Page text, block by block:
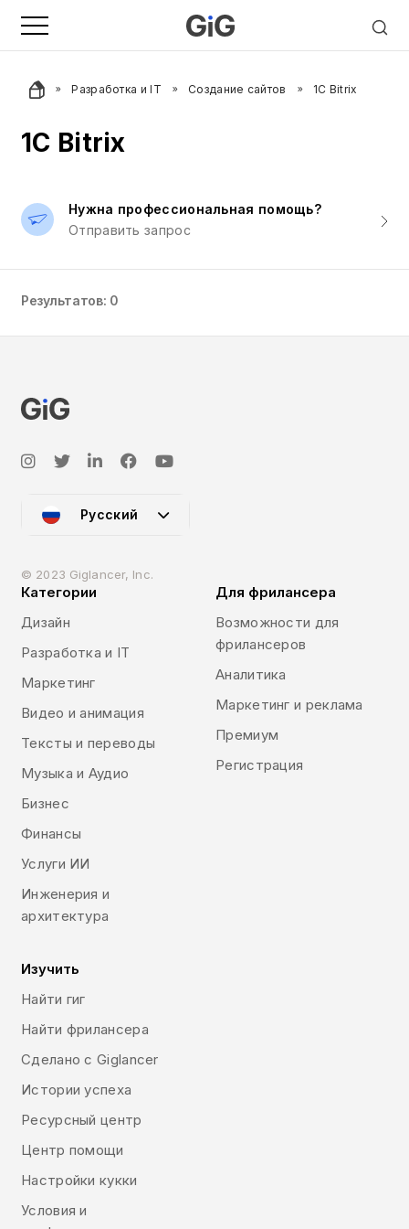
Разработка и IT Создание сайтов 1C Bitrix
1C Bitrix
Нужна профессиональная помощь?
Отправить запрос
Результатов: 0
Русский
© 2023 Giglancer, Inc.
Категории
Дизайн
Разработка и IT
Маркетинг
Видео и анимация
Тексты и переводы
Музыка и Аудио
Бизнес
Финансы
Услуги ИИ
Инженерия и
архитектура
Для фрилансера
Возможности для
фрилансеров
Аналитика
Маркетинг и реклама
Премиум
Регистрация
Изучить
Найти гиг
Найти фрилансера
Сделано с Giglancer
Истории успеха
Ресурсный центр
Центр помощи
Настройки кукки
Условия и